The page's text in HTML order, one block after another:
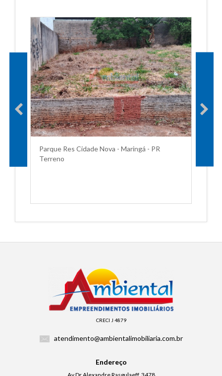
Parque Res Cidade Nova - Maringá - PR
Terreno
CRECI J 4879
atendimento@ambientalimobiliaria.com.br
Endereço